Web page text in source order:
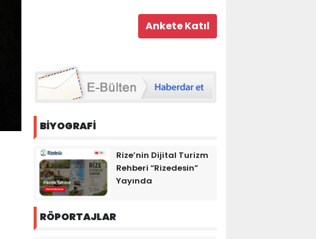
BİYOGRAFİ
Rize’nin Dijital Turizm
Rehberi “Rizedesin”
Yayında
RÖPORTAJLAR